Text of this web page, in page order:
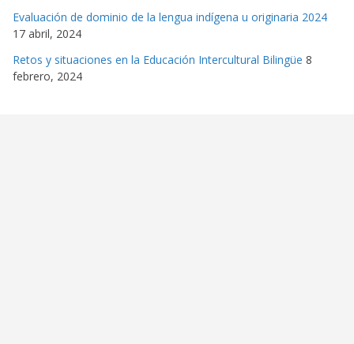
Evaluación de dominio de la lengua indígena u originaria 2024
17 abril, 2024
Retos y situaciones en la Educación Intercultural Bilingüe 8
febrero, 2024